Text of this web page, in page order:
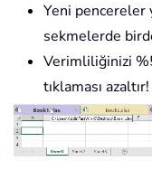
Yeni pencereler
sekmelerde
Verimliliğinizi
tıklaması azaltır!